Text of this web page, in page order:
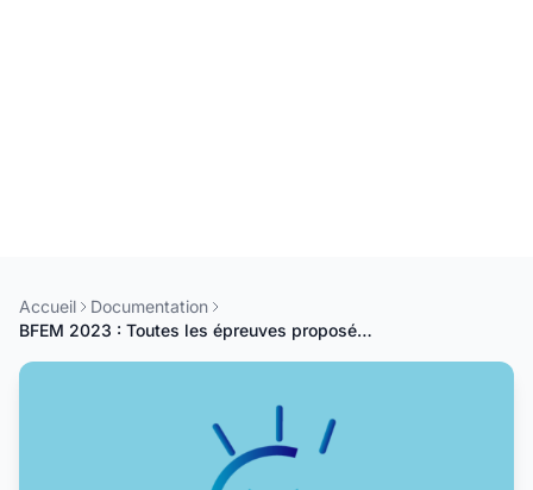
Accueil
Documentation
BFEM 2023 : Toutes les épreuves proposées pour le 1er groupe